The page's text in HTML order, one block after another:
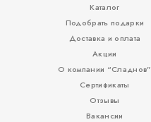
Вложения, игры
Каталог
Подобрать подарки
Доставка и оплата
Акции
О компании “Сладнов”
Сертификаты
Отзывы
Вакансии